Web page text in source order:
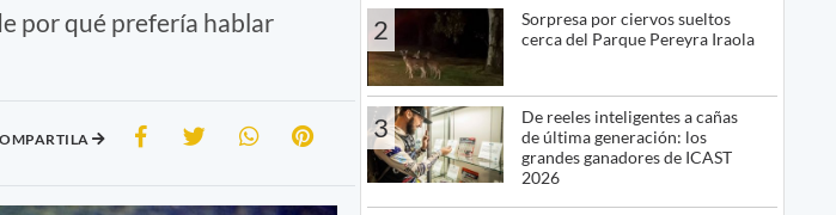
por qué prefería hablar
2
Sorpresa por ciervos sueltos
cerca del Parque Pereyra Iraola
3
De reeles inteligentes a cañas
de última generación: los
grandes ganadores de ICAST
2026